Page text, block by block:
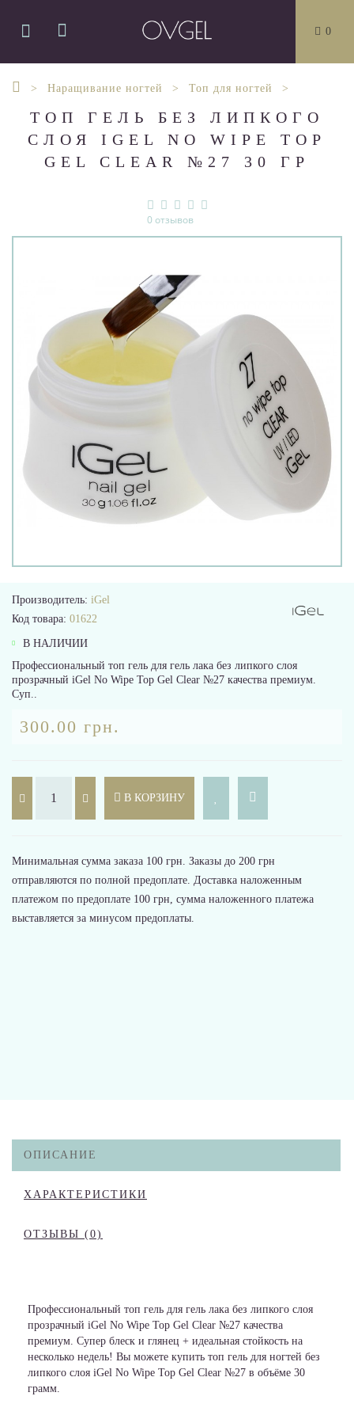
0
Наращивание ногтей Топ для ногтей
ТОП ГЕЛЬ БЕЗ ЛИПКОГО
СЛОЯ IGEL NO WIPE TOP
GEL CLEAR №27 30 ГР
0 отзывов
Производитель: iGel
Код товара: 01622
В НАЛИЧИИ
Профессиональный топ гель для гель лака без липкого слоя
прозрачный iGel No Wipe Top Gel Clear №27 качества премиум.
Суп..
300.00 грн.
В КОРЗИНУ
Минимальная сумма заказа 100 грн. Заказы до 200 грн
отправляются по полной предоплате. Доставка наложенным
платежом по предоплате 100 грн, сумма наложенного платежа
выставляется за минусом предоплаты.
ОПИСАНИЕ
ХАРАКТЕРИСТИКИ
ОТЗЫВЫ (0)
Профессиональный топ гель для гель лака без липкого слоя
прозрачный iGel No Wipe Top Gel Clear №27 качества
премиум. Супер блеск и глянец + идеальная стойкость на
несколько недель! Вы можете купить топ гель для ногтей без
липкого слоя iGel No Wipe Top Gel Clear №27 в объёме 30
грамм.